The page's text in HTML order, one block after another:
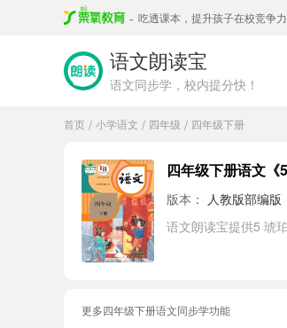
- 吃透课本，提升孩子在校竞争力
语文朗读宝
语文同步学，校内提分快！
首页 / 小学语文 / 四年级 / 四年级下册
四年级下册语文《
版本： 人教版部编版
语文朗读宝提供5 琥
更多四年级下册语文同步学功能